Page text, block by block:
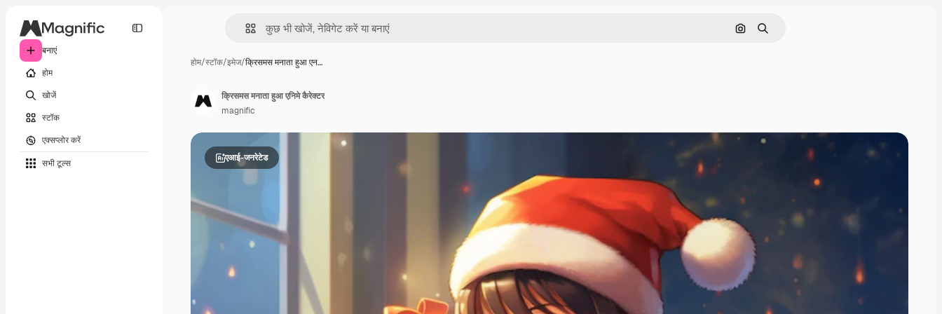
बनाएं
होम
खोजें
स्टॉक
एक्सप्लोर करें
सभी टूल्‍स
इमेज से खोजें
खोजें
होम/स्टॉक/इमेज/क्रिसमस मनाता हुआ एन…
एआई-जनरेटेड
क्रिसमस मनाता हुआ एनिमे कैरेक्टर
magnific